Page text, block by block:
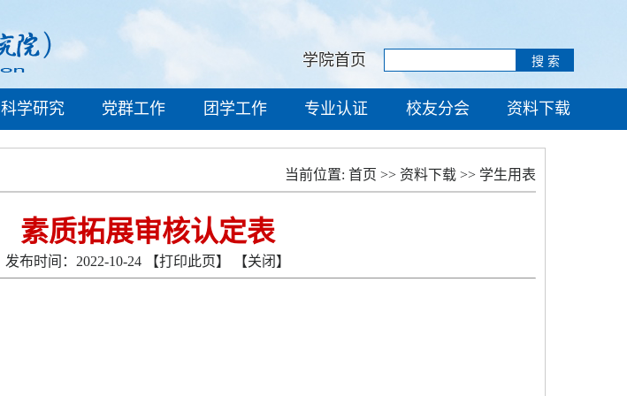
学院首页
科学研究 党群工作 团学工作 专业认证 校友分会 资料下载
当前位置: 首页 >> 资料下载 >> 学生用表
素质拓展审核认定表
发布时间：2022-10-24 【打印此页】 【关闭】